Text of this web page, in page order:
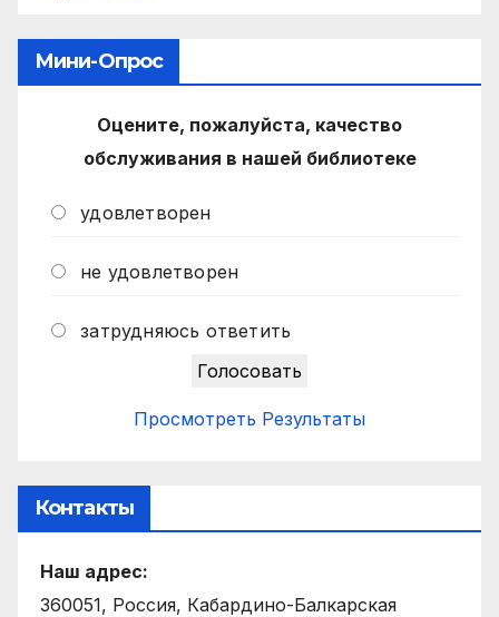
Мини-Опрос
Оцените, пожалуйста, качество
обслуживания в нашей библиотеке
удовлетворен
не удовлетворен
затрудняюсь ответить
Просмотреть Результаты
Контакты
Наш адрес:
360051, Россия, Кабардино-Балкарская